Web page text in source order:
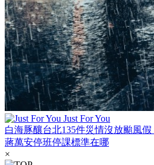
Just For You
白海豚釀台北135件災情沒放颱風假
蔣萬安停班停課標準在哪
×